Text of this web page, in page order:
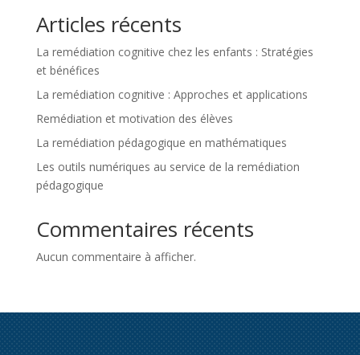
Articles récents
La remédiation cognitive chez les enfants : Stratégies
et bénéfices
La remédiation cognitive : Approches et applications
Remédiation et motivation des élèves
La remédiation pédagogique en mathématiques
Les outils numériques au service de la remédiation
pédagogique
Commentaires récents
Aucun commentaire à afficher.